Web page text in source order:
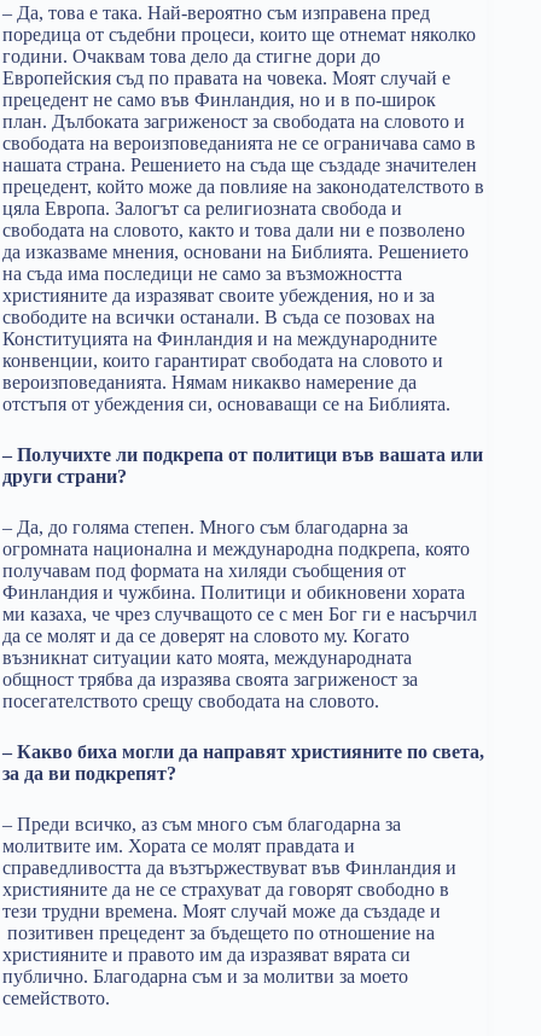
– Да, това е така. Най-вероятно съм изправена пред
поредица от съдебни процеси, които ще отнемат няколко
години. Очаквам това дело да стигне дори до
Европейския съд по правата на човека. Моят случай е
прецедент не само във Финландия, но и в по-широк
план. Дълбоката загриженост за свободата на словото и
свободата на вероизповеданията не се ограничава само в
нашата страна. Решението на съда ще създаде значителен
прецедент, който може да повлияе на законодателството в
цяла Европа. Залогът са религиозната свобода и
свободата на словото, както и това дали ни е позволено
да изказваме мнения, основани на Библията. Решението
на съда има последици не само за възможността
християните да изразяват своите убеждения, но и за
свободите на всички останали. В съда се позовах на
Конституцията на Финландия и на международните
конвенции, които гарантират свободата на словото и
вероизповеданията. Нямам никакво намерение да
отстъпя от убеждения си, основаващи се на Библията.
– Получихте ли подкрепа от политици във вашата или
други страни?
– Да, до голяма степен. Много съм благодарна за
огромната национална и международна подкрепа, която
получавам под формата на хиляди съобщения от
Финландия и чужбина. Политици и обикновени хората
ми казаха, че чрез случващото се с мен Бог ги е насърчил
да се молят и да се доверят на словото му. Когато
възникнат ситуации като моята, международната
общност трябва да изразява своята загриженост за
посегателството срещу свободата на словото.
– Какво биха могли да направят християните по света,
за да ви подкрепят?
– Преди всичко, аз съм много съм благодарна за
молитвите им. Хората се молят правдата и
справедливостта да възтържествуват във Финландия и
християните да не се страхуват да говорят свободно в
тези трудни времена. Моят случай може да създаде и
позитивен прецедент за бъдещето по отношение на
християните и правото им да изразяват вярата си
публично. Благодарна съм и за молитви за моето
семейството.